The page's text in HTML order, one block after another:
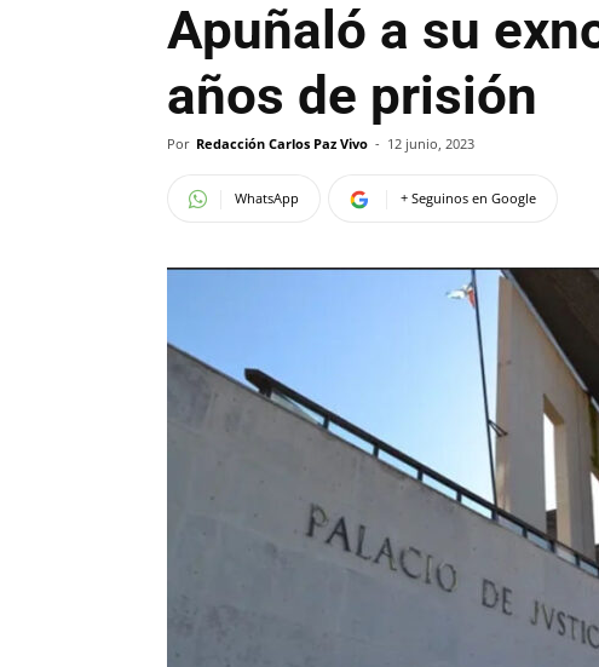
Apuñaló a su
años de prisión
Por Redacción Carlos Paz Vivo - 12 junio, 2023
WhatsApp + Seguinos en Google